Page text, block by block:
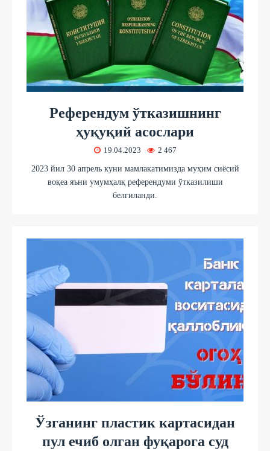
Референдум ўтказишнинг
ҳуқуқий асослари
19.04.2023 2 467
2023 йил 30 апрель куни мамлакатимизда муҳим сиёсий
воқеа яъни умумҳалқ референдуми ўтказилиши
белгиланди.
Ўзганинг пластик картасидан
пул ечиб олган фуқарога суд